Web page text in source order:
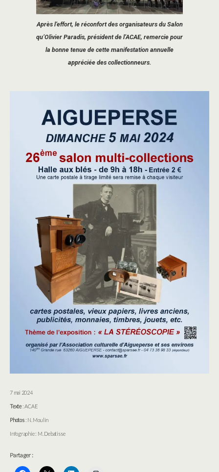
Après l’effort, le réconfort des organisateurs du Salon
qu’Olivier Paradis, président de l’ACAE, remercie pour
la bonne tenue de cette manifestation annuelle
appréciée des collectionneurs.
7 mai 2024
Texte: ACAE
Photos: N. Moulin
Infographie : M. Debatisse
Partager :